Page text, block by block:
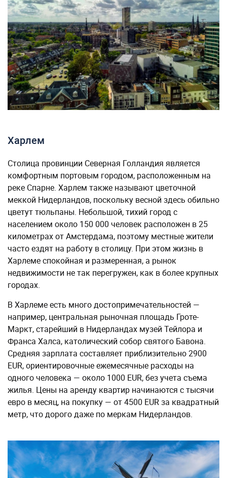
Харлем
Столица провинции Северная Голландия является
комфортным портовым городом, расположенным на
реке Спарне. Харлем также называют цветочной
меккой Нидерландов, поскольку весной здесь обильно
цветут тюльпаны. Небольшой, тихий город с
населением около 150 000 человек расположен в 25
километрах от Амстердама, поэтому местные жители
часто ездят на работу в столицу. При этом жизнь в
Харлеме спокойная и размеренная, а рынок
недвижимости не так перегружен, как в более крупных
городах.
В Харлеме есть много достопримечательностей —
например, центральная рыночная площадь Гроте-
Маркт, старейший в Нидерландах музей Тейлора и
Франса Халса, католический собор святого Бавона.
Средняя зарплата составляет приблизительно 2900
EUR, ориентировочные ежемесячные расходы на
одного человека — около 1000 EUR, без учета съема
жилья. Цены на аренду квартир начинаются с тысячи
евро в месяц, на покупку — от 4500 EUR за квадратный
метр, что дорого даже по меркам Нидерландов.